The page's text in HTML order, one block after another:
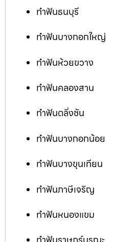
ทำฟันธนบุรี
ทำฟันบางกอกใหญ่
ทำฟันห้วยขวาง
ทำฟันคลองสาน
ทำฟันตลิ่งชัน
ทำฟันบางกอกน้อย
ทำฟันบางขุนเทียน
ทำฟันภาษีเจริญ
ทำฟันหนองแขม